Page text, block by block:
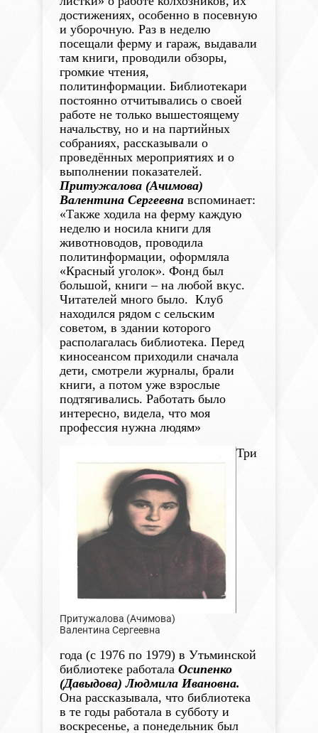
достижениях, особенно в посевную
и уборочную. Раз в неделю
посещали ферму и гараж, выдавали
там книги, проводили обзоры,
громкие чтения,
политинформации. Библиотекари
постоянно отчитывались о своей
работе не только вышестоящему
начальству, но и на партийных
собраниях, рассказывали о
проведённых мероприятиях и о
выполнении показателей.
Притужалова (Ачимова)
Валентина Сергеевнавспоминает:
«Также ходила на ферму каждую
неделю и носила книги для
животноводов, проводила
политинформации, оформляла
«Красный уголок». Фонд был
большой, книги – на любой вкус.
Читателей много было. Клуб
находился рядом с сельским
советом, в здании которого
располагалась библиотека. Перед
киносеансом приходили сначала
дети, смотрели журналы, брали
книги, а потом уже взрослые
подтягивались. Работать было
интересно, видела, что моя
профессия нужна людям»
Притужалова (Ачимова)
Валентина Сергеевна
Три
года (с 1976 по 1979) в Утьминской
библиотеке работала Осипенко
(Давыдова) Людмила Ивановна.
Она рассказывала, что библиотека
в те годы работала в субботу и
воскресенье, а понедельник был